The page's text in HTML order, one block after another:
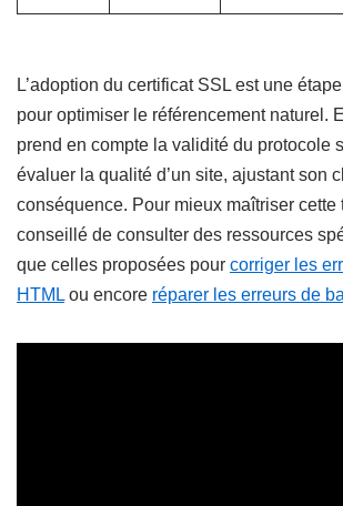
L’adoption du certificat SSL est une
pour optimiser le référencement naturel.
prend en compte la validité du protocole
évaluer la qualité d’un site, ajustant son
conséquence. Pour mieux maîtriser cette
conseillé de consulter des ressources
que celles proposées pour corriger les
HTML ou encore réparer les erreurs de